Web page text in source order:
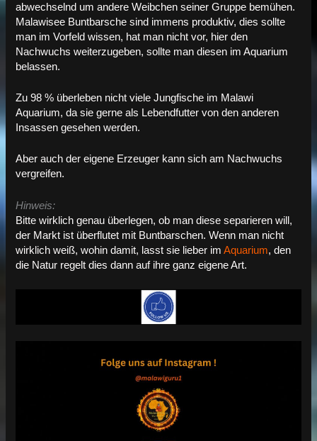
abwechselnd um andere Weibchen seiner Gruppe bemühen.
Malawisee Buntbarsche sind immens produktiv, dies sollte
man im Vorfeld wissen, hat man nicht vor, hier den
Nachwuchs weiterzugeben, sollte man diesen im Aquarium
belassen.
Zu 98 % überleben nicht viele Jungfische im Malawi
Aquarium, da sie gerne als Lebendfutter von den anderen
Insassen gesehen werden.
Aber auch der eigene Erzeuger kann sich am Nachwuchs
vergreifen.
Hinweis:
Bitte wirklich genau überlegen, ob man diese separieren will,
der Markt ist überflutet mit Buntbarschen. Wenn man nicht
wirklich weiß, wohin damit, lasst sie lieber imAquarium, den
die Natur regelt dies dann auf ihre ganz eigene Art.